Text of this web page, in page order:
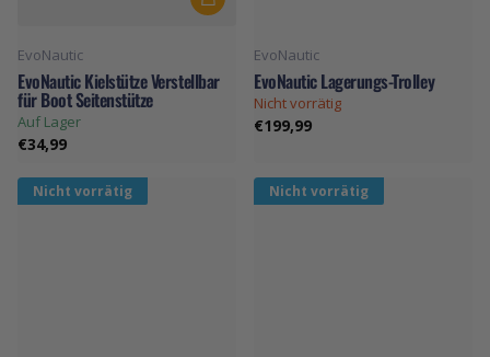
EvoNautic
EvoNautic Kielstütze Verstellbar
für Boot Seitenstütze
Auf Lager
€34,99
EvoNautic
EvoNautic Lagerungs-Trolley
Nicht vorrätig
€199,99
Nicht vorrätig Nicht vorrätig